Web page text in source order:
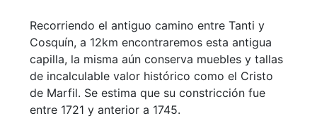
Recorriendo el antiguo camino entre Tanti y
Cosquín, a 12km encontraremos esta antigua
capilla, la misma aún conserva muebles y tallas
de incalculable valor histórico como el Cristo
de Marfil. Se estima que su constricción fue
entre 1721 y anterior a 1745.